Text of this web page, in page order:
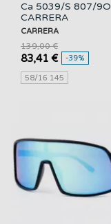
Ca 5039/S 807/9O
CARRERA
CARRERA
83,41 €
139,00 €
-39%
58/16 145